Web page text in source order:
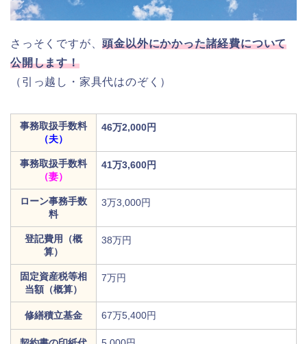
さっそくですが、頭金以外にかかった諸経費について
公開します！
（引っ越し・家具代はのぞく）
事務取扱手数料
（夫）
46万2,000円
事務取扱手数料
（妻）
41万3,600円
ローン事務手数
料
3万3,000円
登記費用（概
算）
38万円
固定資産税等相
当額（概算）
7万円
修繕積立基金 67万5,400円